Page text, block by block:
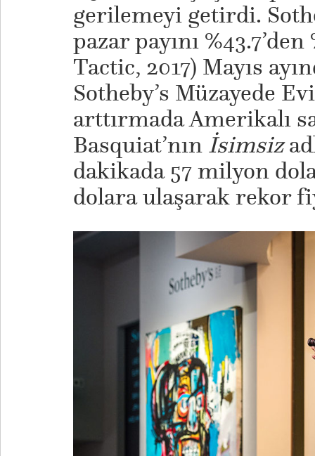
gerilemeyi getirdi.
pazar payını
Tactic, 2017) Mayıs
Sotheby’s Müzayede
arttırmada Amerikalı
Basquiat’nın İsimsiz
dakikada 57 milyon
dolara ulaşarak rekor